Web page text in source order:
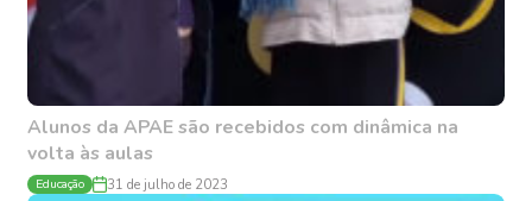
Alunos da APAE são recebidos com dinâmica na
volta às aulas
Educação 31 de julho de 2023